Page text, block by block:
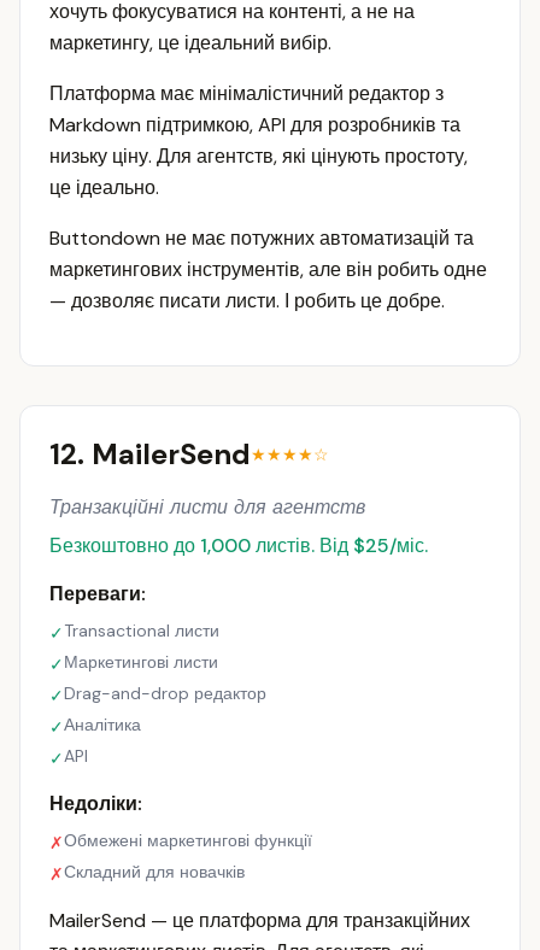
хочуть фокусуватися на контенті, а не на
маркетингу, це ідеальний вибір.
Платформа має мінімалістичний редактор з
Markdown підтримкою, API для розробників та
низьку ціну. Для агентств, які цінують простоту,
це ідеально.
Buttondown не має потужних автоматизацій та
маркетингових інструментів, але він робить одне
— дозволяє писати листи. І робить це добре.
12. MailerSend★★★★☆
Транзакційні листи для агентств
Безкоштовно до 1,000 листів. Від $25/міс.
Переваги:
✓Transactional листи
✓Маркетингові листи
✓Drag-and-drop редактор
✓Аналітика
✓API
Недоліки:
✗Обмежені маркетингові функції
✗Складний для новачків
MailerSend — це платформа для транзакційних